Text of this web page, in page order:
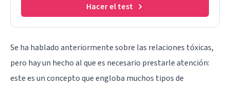
Hacer el test
Se ha hablado anteriormente sobre las relaciones tóxicas,
pero hay un hecho al que es necesario prestarle atención:
este es un concepto que engloba muchos tipos de